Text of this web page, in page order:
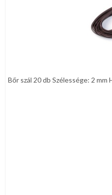
Bőr szál 20 db Szélessége: 2 mm